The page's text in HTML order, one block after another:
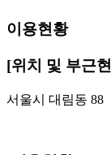
이용현황
[위치 및 부근
서울시 대림동 88